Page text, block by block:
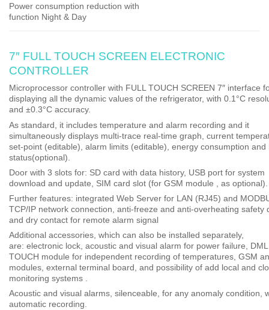
Power consumption reduction with
function Night & Day
7″ FULL TOUCH SCREEN ELECTRONIC
CONTROLLER
Microprocessor controller with FULL TOUCH SCREEN 7″ interface
displaying all the dynamic values of the refrigerator, with 0.1°C
and ±0.3°C accuracy.
As standard, it includes temperature and alarm recording and it
simultaneously displays multi-trace real-time graph , current
set-point (editable), alarm limits (editable), energy consumption and
status(optional).
Door with 3 slots for: SD card with data history, USB port for system
download and update, SIM card slot (for GSM module , as optional).
Further features: integrated Web Server for LAN (RJ45) and
TCP/IP network connection, anti-freeze and anti-overheating safety
and dry contact for remote alarm signal
Additional accessories, which can also be installed separately,
are: electronic lock , acoustic and visual alarm for power failure,
TOUCH module for independent recording of temperatures, GSM
modules, external terminal board, and possibility of add local and
monitoring systems
Acoustic and visual alarms, silenceable, for any anomaly condition,
automatic recording.